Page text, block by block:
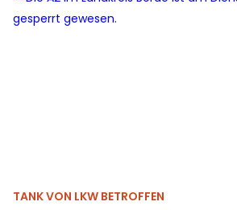
TANK VON LKW BETROFFEN